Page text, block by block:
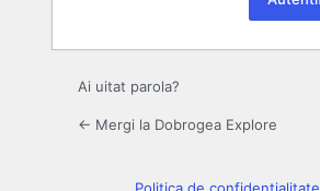
Ai uitat parola?
← Mergi la Dobrogea Explore